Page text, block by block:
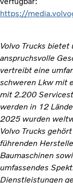
https://
Volvo Trucks
anspruchsvolle
vertreibt eine
schweren Lkw mit
mit 2.200
werden in 12
2025 wurden
Volvo Trucks
führenden
Baumaschinen
umfassendes
Dienstleistungen